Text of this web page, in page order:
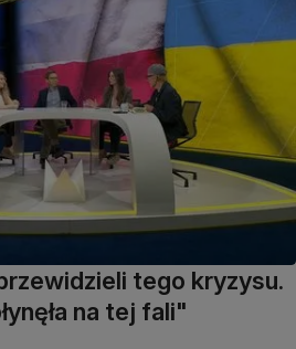
tego kryzysu.
na tej fali"